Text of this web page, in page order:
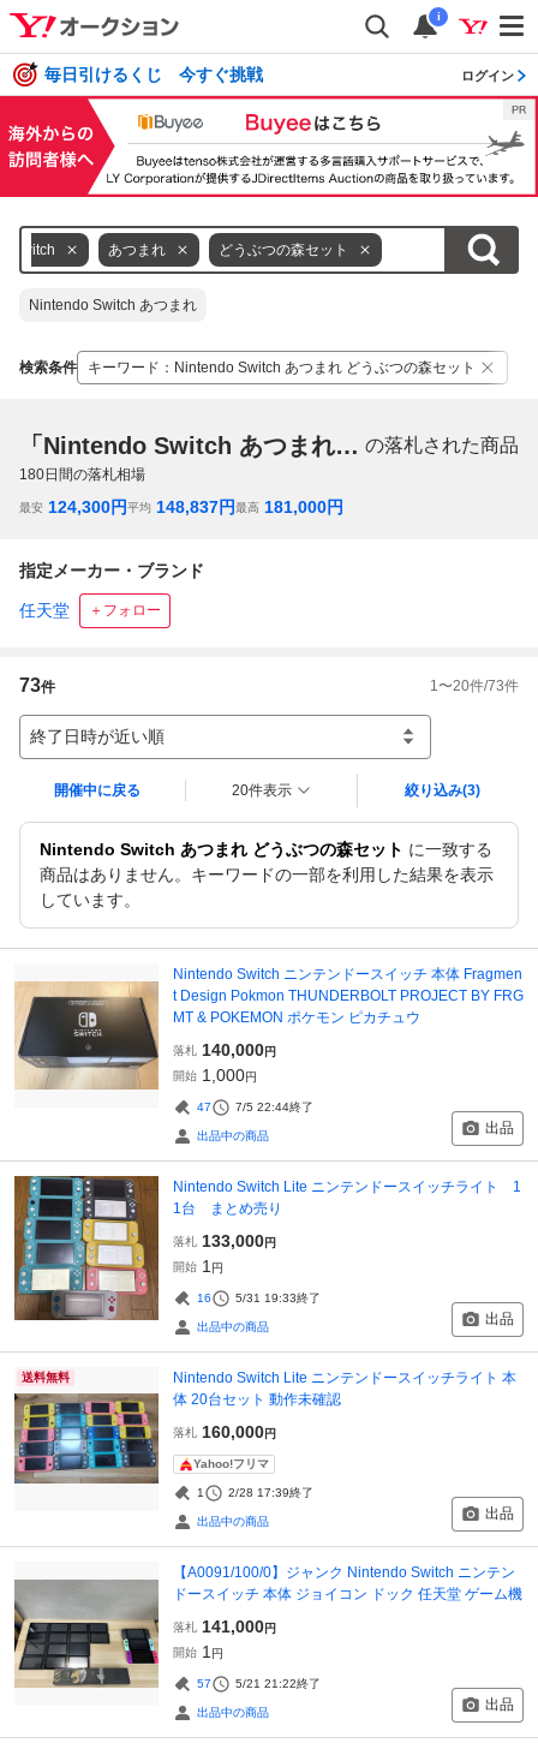
i
毎日引けるくじ 今すぐ挑戦 ログイン
Switch あつまれ どうぶつの森セット
Nintendo Switch あつまれ
検索条件 キーワード ： Nintendo Switch あつまれ どうぶつの森セット
「Nintendo Switch あつまれ どうぶつの森セット」 の落札された商品
180日間の落札相場
最安 124,300円平均 148,837円最高 181,000円
指定メーカー・ブランド
任天堂 ＋フォロー
73件 1 〜20件/73件
終了日時が近い順
開催中に戻る 20件表示 絞り込み(3)
Nintendo Switch あつまれ どうぶつの森セット に一致する
商品はありません。キーワードの一部を利用した結果を表示
しています。
Nintendo Switch ニンテンドースイッチ 本体 Fragmen
t Design Pokmon THUNDERBOLT PROJECT BY FRG
MT & POKEMON ポケモン ピカチュウ
落札 140,000円
開始 1,000円
47 7/5 22:44終了
出品中の商品 出品
Nintendo Switch Lite ニンテンドースイッチライト 1
1台 まとめ売り
落札 133,000円
開始 1 円
16 5/31 19:33終了
出品中の商品 出品
送料無料
Nintendo Switch Lite ニンテンドースイッチライト 本
体 20台セット 動作未確認
落札 160,000円
Yahoo!フリマ
1 2/28 17:39終了
出品中の商品 出品
【A0091/100/0】ジャンク Nintendo Switch ニンテン
ドースイッチ 本体 ジョイコン ドック 任天堂 ゲーム機
落札 141,000円
開始 1 円
57 5/21 21:22終了
出品中の商品 出品